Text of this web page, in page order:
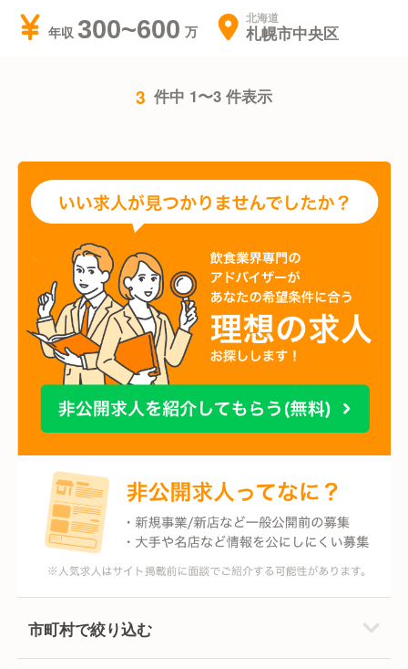
年収 300~600 北海道
札幌市中央区
3 件中 1〜3 件表示
市町村で絞り込む